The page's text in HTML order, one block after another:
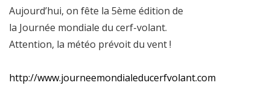
Aujourd’hui, on fête la 5ème édition de
la Journée mondiale du cerf-volant.
Attention, la météo prévoit du vent !
http://www.journeemondialeducerfvolant.com